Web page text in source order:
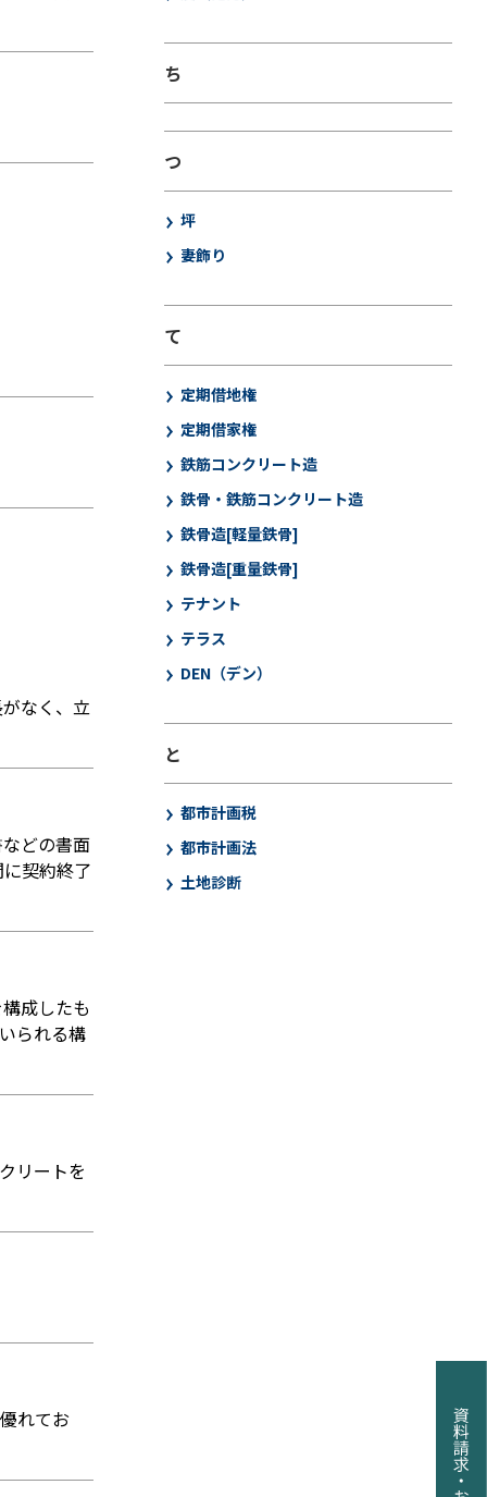
ち
つ
坪
妻飾り
て
定期借地権
定期借家権
鉄筋コンクリート造
鉄骨・鉄筋コンクリート造
鉄骨造[軽量鉄骨]
鉄骨造[重量鉄骨]
テナント
テラス
DEN（デン）
と
都市計画税
都市計画法
土地診断
なく、立
どの書面
契約終了
成したも
られる構
リートを
れてお